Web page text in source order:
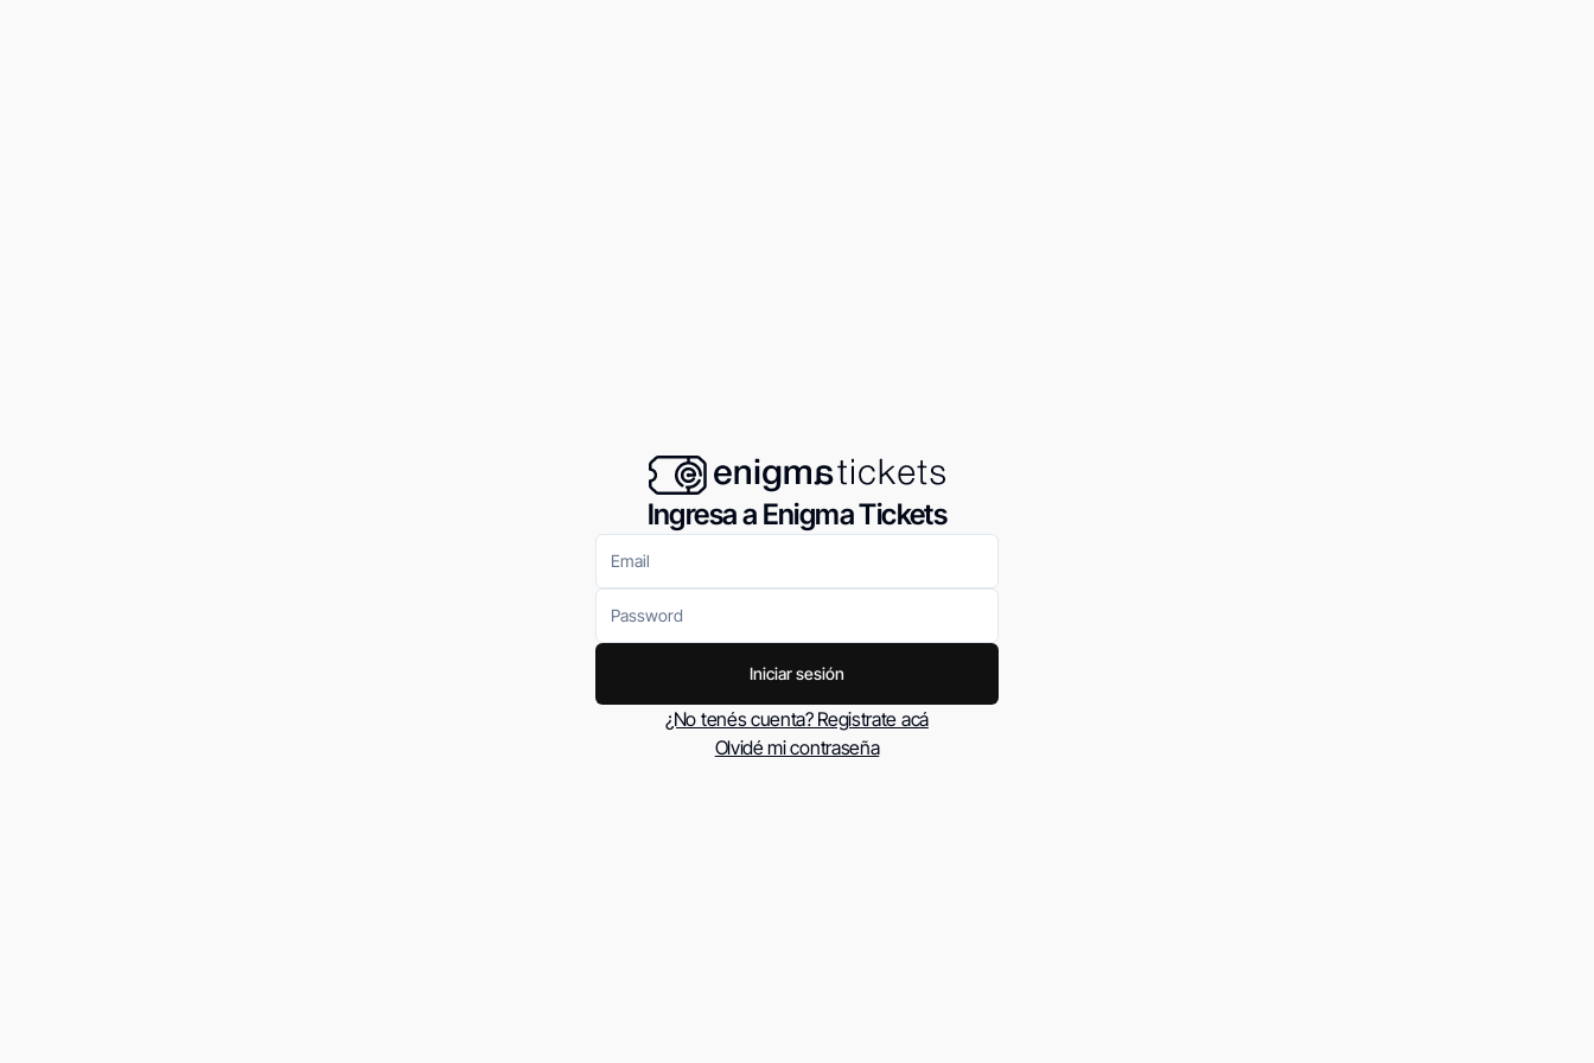
Ingresa a Enigma Tickets
Iniciar sesión
¿No tenés cuenta? Registrate acá
Olvidé mi contraseña